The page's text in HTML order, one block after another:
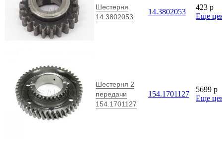
Шестерня
14.3802053
14.3802053
423 p
Еще
Шестерня 2
передачи
154.1701127
154.1701127
5699 p
Еще